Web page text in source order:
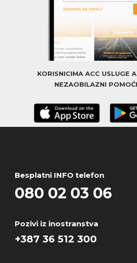
KORISNICIMA ACC USLUGE
NEZAOBILAZNI
Besplatni INFO telefon
080 02 03 06
Pozivi iz inostranstva
+387 36 512 300